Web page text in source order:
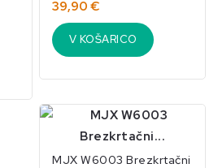
39,90 €
V KOŠARICO
MJX W6003 Brezkrtačni